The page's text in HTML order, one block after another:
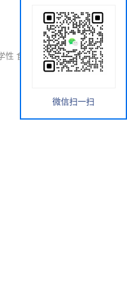
性 食品包装食品容器
微信扫一扫